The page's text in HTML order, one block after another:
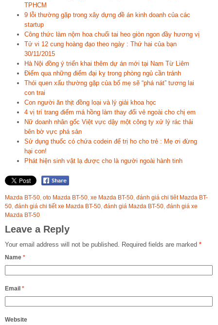
TPHCM
9 lỗi thường gặp trong xây dựng đề án kinh doanh của các
startup
Công thức làm nộm hoa chuối tai heo giòn ngon đầy hương vị
Tử vi 12 cung hoàng đạo theo ngày : Thứ hai của bạn
30/11/2015
Hà Nội đồng ý triển khai thêm dự án mới tại Nam Từ Liêm
Điểm qua những điểm đại kỵ trong phòng ngủ cần tránh
Thói quen xấu thường gặp của bố mẹ sẽ “phá nát” tương lai
con trai
Con người ăn thịt đồng loại và lý giải khoa học
4 vị trí trang điểm má hồng làm thay đổi vẻ ngoài cho chị em
Nữ doanh nhân gốc Việt vực dậy một công ty xử lý rác thải
bên bờ vực phá sản
Sử dụng thuốc có chứa codein để trị ho cho trẻ : Mẹ ơi đừng
hại con!
Phát hiện sinh vật lạ được cho là người ngoài hành tinh
Mazda BT-50 oto Mazda BT-50 xe Mazda BT-50 đánh giá chi tiêt Mazda BT-
50 đánh giá chi tiết xe Mazda BT-50 đánh giá Mazda BT-50 đánh giá xe
Mazda BT-50
Leave a Reply
Your email address will not be published. Required fields are marked *
Name *
Email *
Website